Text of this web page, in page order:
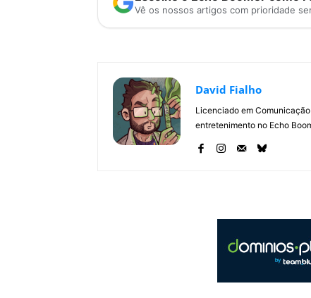
Vê os nossos artigos com prioridade
David Fialho
Licenciado em
entretenimento no Echo